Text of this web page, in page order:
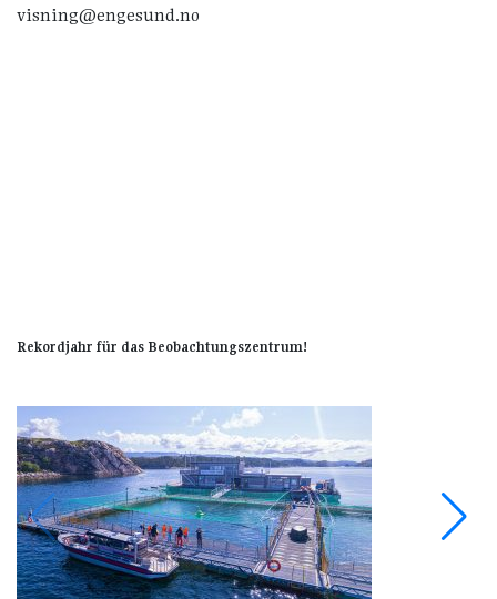
visning@engesund.no
Rekordjahr für das Beobachtungszentrum!